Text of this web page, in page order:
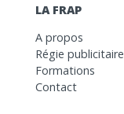
LA FRAP
A propos
Régie publicitaire
Formations
Contact